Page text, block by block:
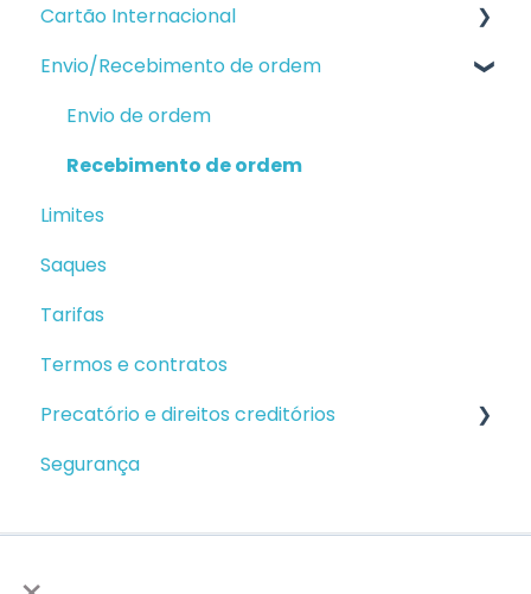
Abertura de conta
Encerramento
Atualização cadastral
Câmbio Ideal
Cartão Internacional
Tarifas
Cartão Digital
Cartão Físico
Envio/Recebimento de ordem
Envio de ordem
Recebimento de ordem
Limites
Saques
Tarifas
Termos e contratos
Precatório e direitos creditórios
Precatório
Segurança